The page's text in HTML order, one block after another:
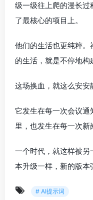
级一级往上爬的漫长
了最核心的项目上。
他们的生活也更纯粹
的生活，就是不停地构
这场换血，就这么安安
它发生在每一次会议
里，也发生在每一次新
一个时代，就这样被
本升级一样，新的版本
# AI提示词